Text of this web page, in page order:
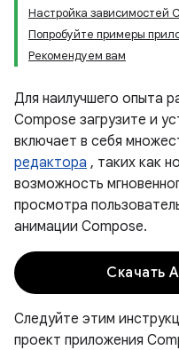
Настройка зависимостей
Попробуйте примеры
Рекомендуем вам
Для наилучшего опыта
Compose загрузите и
включает в себя
редактора , таких как
возможность
просмотра
анимации Compose.
Скачать
Следуйте этим
проект приложения